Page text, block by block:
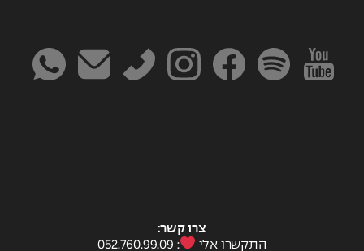
צרו קשר:
התקשרו אלי
: 052.760.99.09